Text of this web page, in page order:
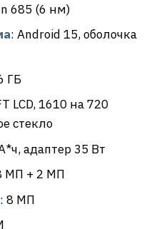
685 (6 нм)
: Android 15, оболочка
ГБ
LCD, 1610 на 720
стекло
адаптер 35 Вт
МП + 2 МП
: 8 МП